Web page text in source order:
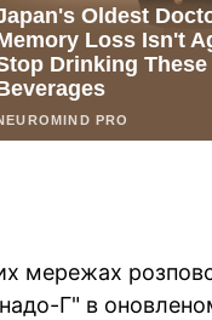
мережах
Г" в